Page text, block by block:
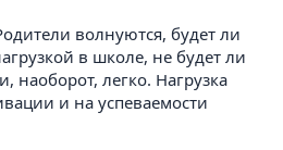
волнуются, будет ли
в школе, не будет ли
наоборот, легко. Нагрузка
и на успеваемости